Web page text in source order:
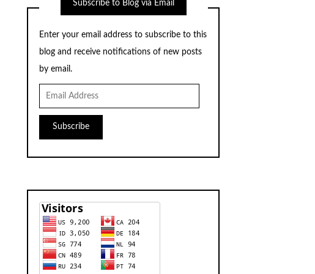
Subscribe to Blog via Email
Enter your email address to subscribe to this
blog and receive notifications of new posts
by email.
Email
Address